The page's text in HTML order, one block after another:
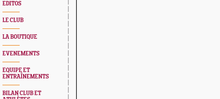
EDITOS
LE CLUB
LA BOUTIQUE
EVENEMENTS
EQUIPE ET
ENTRAÎNEMENTS
BILAN CLUB ET